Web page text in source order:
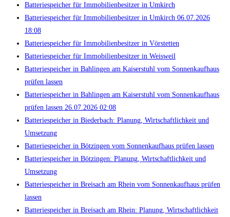
Batteriespeicher für Immobilienbesitzer in Umkirch
Batteriespeicher für Immobilienbesitzer in Umkirch 06.07.2026
18:08
Batteriespeicher für Immobilienbesitzer in Vörstetten
Batteriespeicher für Immobilienbesitzer in Weisweil
Batteriespeicher in Bahlingen am Kaiserstuhl vom Sonnenkaufhaus
prüfen lassen
Batteriespeicher in Bahlingen am Kaiserstuhl vom Sonnenkaufhaus
prüfen lassen 26.07.2026 02:08
Batteriespeicher in Biederbach: Planung, Wirtschaftlichkeit und
Umsetzung
Batteriespeicher in Bötzingen vom Sonnenkaufhaus prüfen lassen
Batteriespeicher in Bötzingen: Planung, Wirtschaftlichkeit und
Umsetzung
Batteriespeicher in Breisach am Rhein vom Sonnenkaufhaus prüfen
lassen
Batteriespeicher in Breisach am Rhein: Planung, Wirtschaftlichkeit